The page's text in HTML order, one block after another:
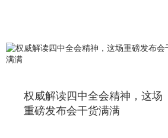
权威解读四中全会精神，这场
重磅发布会干货满满